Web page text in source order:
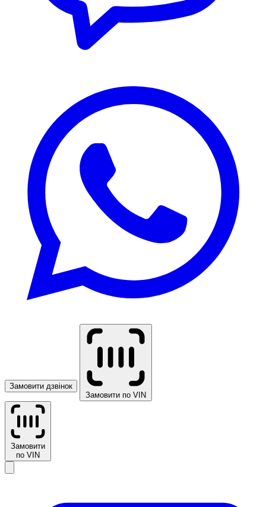
Замовити дзвінок
Замовити по VIN
Замовити
по VIN